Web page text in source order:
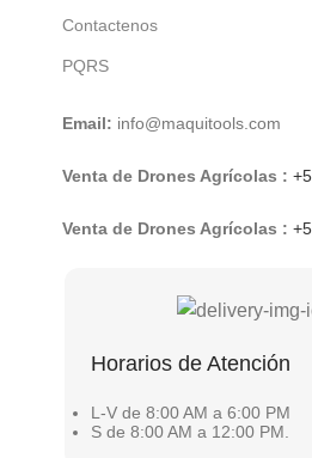
Contactenos
PQRS
Email: info@maquitools.com
Venta de Drones Agrícolas :
Venta de Drones Agrícolas :
Horarios de Atención
L-V de 8:00 AM a 6:00 PM
S de 8:00 AM a 12:00 PM.